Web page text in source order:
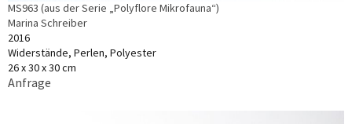
MS963 (aus der Serie „Polyflore Mikrofauna“)
Marina Schreiber
2016
Widerstände, Perlen, Polyester
26 x 30 x 30 cm
Anfrage